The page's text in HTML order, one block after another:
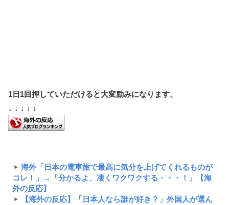
1日1回押していただけると大変励みになります。
↓ ↓ ↓ ↓ ↓
海外「日本の電車旅で最高に気分を上げてくれるものが
コレ！」→「分かるよ、凄くワクワクする・・・！」【海
外の反応】
【海外の反応】「日本人なら誰が好き？」外国人が選ん